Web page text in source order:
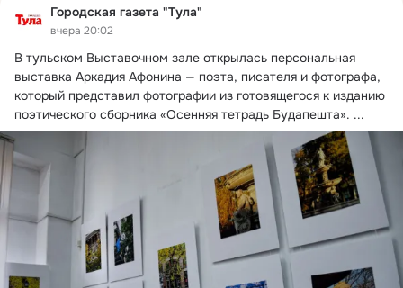
Городская газета "Тула"
вчера 20:02
В тульском Выставочном зале открылась персональная
выставка Аркадия Афонина — поэта, писателя и фотографа,
который представил фотографии из готовящегося к изданию
поэтического сборника «Осенняя тетрадь Будапешта». ...